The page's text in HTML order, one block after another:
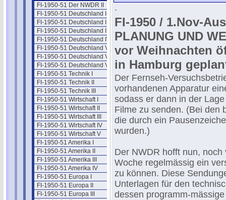
FI-1950-51 Der NWDR II
FI-1950-51 Deutschland I
FI-1950-51 Deutschland II
FI-1950-51 Deutschland III
FI-1950-51 Deutschland IV
FI-1950-51 Deutschland V
FI-1950-51 Deutschland VI
FI-1950-51 Deutschland VII
FI-1950-51 Technik I
FI-1950-51 Technik II
FI-1950-51 Technik III
FI-1950-51 Wirtschaft I
FI-1950-51 Wirtschaft II
FI-1950-51 Wirtschaft III
FI-1950-51 Wirtschaft IV
FI-1950-51 Wirtschaft V
FI-1950-51 Amerika I
FI-1950-51 Amerika II
FI-1950-51 Amerika III
FI-1950-51 Amerika IV
FI-1950-51 Europa I
FI-1950-51 Europa II
FI-1950-51 Europa III
.
FI-1950 / 1.Nov-
PLANUNG UND
vor Weihnachten
in Hamburg
Der Fernseh-
vorhandenen Apparatur
sodass er dann in der
Filme zu senden. (Bei den
die durch ein
wurden.)
Der NWDR hofft nun,
Woche regelmässig ein
zu können. Diese
Unterlagen für den
dessen programm-